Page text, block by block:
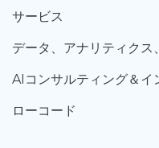
サービス
データ、 アナリティクス、
AIコンサルティング＆ イ
ローコード